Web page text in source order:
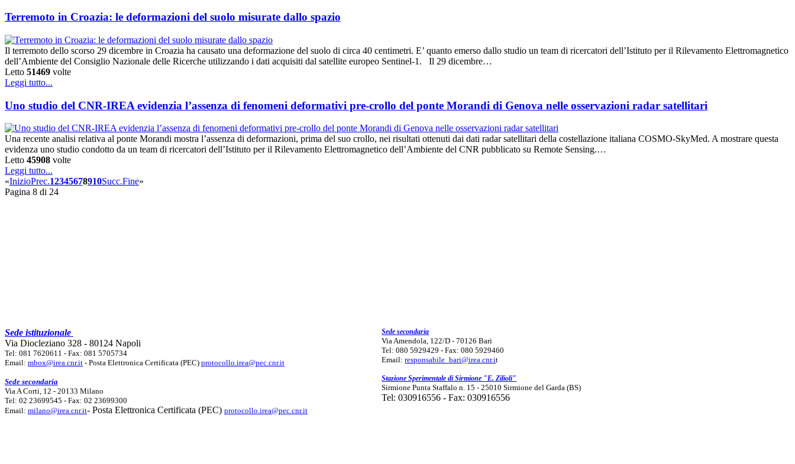
Terremoto in Croazia: le deformazioni del suolo misurate dallo spazio
Il terremoto dello scorso 29 dicembre in Croazia ha causato una deformazione del suolo di circa 40 centimetri. E’ quanto emerso dallo studio un team di ricercatori dell’Istituto per il Rilevamento Elettromagnetico
dell’Ambiente del Consiglio Nazionale delle Ricerche utilizzando i dati acquisiti dal satellite europeo Sentinel-1. Il 29 dicembre…
Letto 51469 volte
Leggi tutto...
Uno studio del CNR-IREA evidenzia l’assenza di fenomeni deformativi pre-crollo del ponte Morandi di Genova nelle osservazioni radar satellitari
Una recente analisi relativa al ponte Morandi mostra l’assenza di deformazioni, prima del suo crollo, nei risultati ottenuti dai dati radar satellitari della costellazione italiana COSMO-SkyMed. A mostrare questa
evidenza uno studio condotto da un team di ricercatori dell’Istituto per il Rilevamento Elettromagnetico dell’Ambiente del CNR pubblicato su Remote Sensing.…
Letto 45908 volte
Leggi tutto...
«InizioPrec.12345678910Succ.Fine»
Pagina 8 di 24
Sede istituzionale
Via Diocleziano 328 - 80124 Napoli
Tel: 081 7620611 - Fax: 081 5705734
Email: mbox@irea.cnr.it - Posta Elettronica Certificata (PEC) protocollo.irea@pec.cnr.it
Sede secondaria
Via A Corti, 12 - 20133 Milano
Tel: 02 23699545 - Fax: 02 23699300
Email: milano@irea.cnr.it- Posta Elettronica Certificata (PEC) protocollo.irea@pec.cnr.it
Sede secondaria
Via Amendola, 122/D - 70126 Bari
Tel: 080 5929429 - Fax: 080 5929460
Email:responsabile_bari@irea.cnr.it
Stazione Sperimentale di Sirmione "E. Zilioli"
Sirmione Punta Staffalo n. 15 - 25010 Sirmione del Garda (BS)
Tel: 030916556 - Fax: 030916556